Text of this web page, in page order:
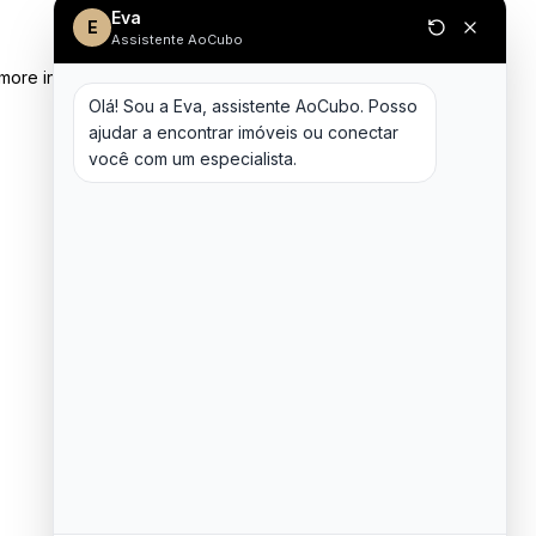
information)
E Eva
Assistente AoCubo
Olá! Sou a Eva, assistente AoCubo. Posso
ajudar a encontrar imóveis ou conectar
você com um especialista.